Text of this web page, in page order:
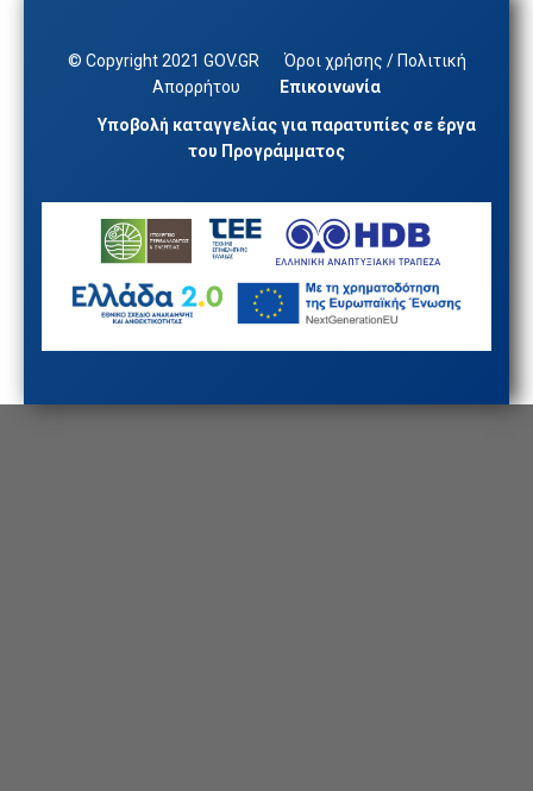
© Copyright 2021 GOV.GR
Όροι χρήσης / Πολιτική
Απορρήτου
Επικοινωνία
Υποβολή καταγγελίας για παρατυπίες σε έργα
του Προγράμματος